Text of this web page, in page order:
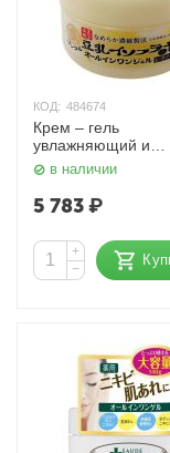
КОД: 484674
Крем – гель
увлажняющий и
подтягивающий с
ретинолом и
изофлавонами сои
Wrinkle 100 гр.
в наличии
5 783₽
+
−